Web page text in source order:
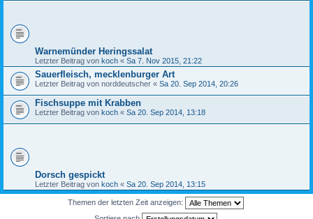
Warnemünder Heringssalat
Letzter Beitrag von koch « Sa 7. Nov 2015, 21:22
Sauerfleisch, mecklenburger Art
Letzter Beitrag von norddeutscher « Sa 20. Sep 2014, 20:26
Fischsuppe mit Krabben
Letzter Beitrag von koch « Sa 20. Sep 2014, 13:18
Dorsch gespickt
Letzter Beitrag von koch « Sa 20. Sep 2014, 13:15
Themen der letzten Zeit anzeigen: